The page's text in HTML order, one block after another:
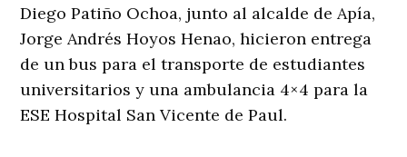
Diego Patiño Ochoa, junto al alcalde de Apía,
Jorge Andrés Hoyos Henao, hicieron entrega
de un bus para el transporte de estudiantes
universitarios y una ambulancia 4×4 para la
ESE Hospital San Vicente de Paul.